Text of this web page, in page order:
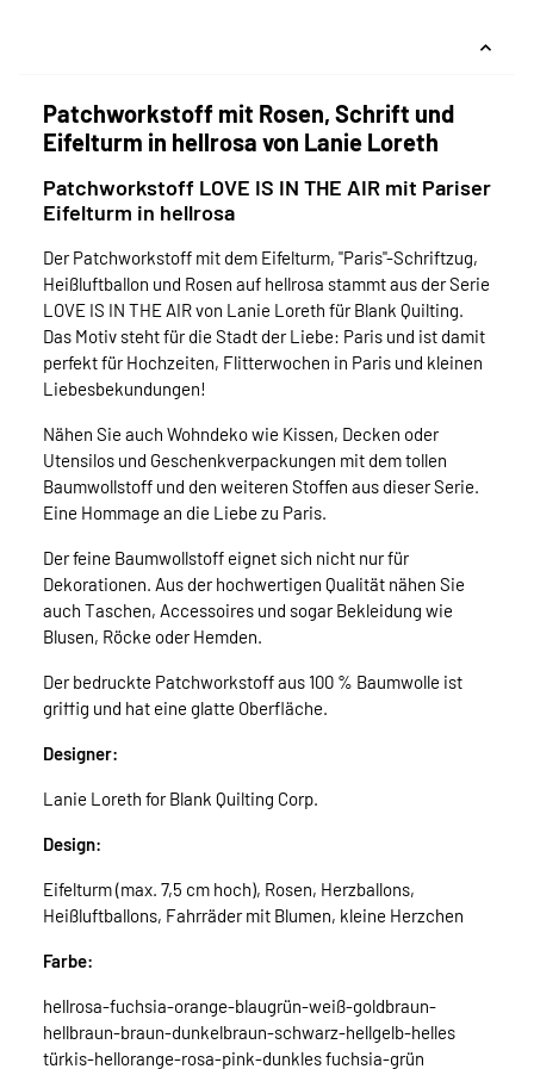
Patchworkstoff mit Rosen, Schrift und
Eifelturm in hellrosa von Lanie Loreth
Patchworkstoff LOVE IS IN THE AIR mit Pariser
Eifelturm in hellrosa
Der Patchworkstoff mit dem Eifelturm, "Paris"-Schriftzug,
Heißluftballon und Rosen auf hellrosa stammt aus der Serie
LOVE IS IN THE AIR von Lanie Loreth für Blank Quilting.
Das Motiv steht für die Stadt der Liebe: Paris und ist damit
perfekt für Hochzeiten, Flitterwochen in Paris und kleinen
Liebesbekundungen!
Nähen Sie auch Wohndeko wie Kissen, Decken oder
Utensilos und Geschenkverpackungen mit dem tollen
Baumwollstoff und den weiteren Stoffen aus dieser Serie.
Eine Hommage an die Liebe zu Paris.
Der feine Baumwollstoff eignet sich nicht nur für
Dekorationen. Aus der hochwertigen Qualität nähen Sie
auch Taschen, Accessoires und sogar Bekleidung wie
Blusen, Röcke oder Hemden.
Der bedruckte Patchworkstoff aus 100 % Baumwolle ist
griffig und hat eine glatte Oberfläche.
Designer:
Lanie Loreth for Blank Quilting Corp.
Design:
Eifelturm (max. 7,5 cm hoch), Rosen, Herzballons,
Heißluftballons, Fahrräder mit Blumen, kleine Herzchen
Farbe:
hellrosa-fuchsia-orange-blaugrün-weiß-goldbraun-
hellbraun-braun-dunkelbraun-schwarz-hellgelb-helles
türkis-hellorange-rosa-pink-dunkles fuchsia-grün